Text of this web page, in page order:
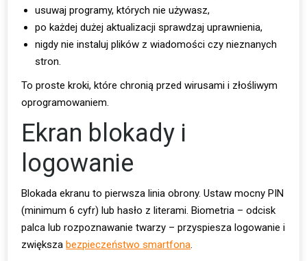
usuwaj programy, których nie używasz,
po każdej dużej aktualizacji sprawdzaj uprawnienia,
nigdy nie instaluj plików z wiadomości czy nieznanych
stron.
To proste kroki, które chronią przed wirusami i złośliwym
oprogramowaniem.
Ekran blokady i
logowanie
Blokada ekranu to pierwsza linia obrony. Ustaw mocny PIN
(minimum 6 cyfr) lub hasło z literami. Biometria – odcisk
palca lub rozpoznawanie twarzy – przyspiesza logowanie i
zwiększabezpieczeństwo smartfona.